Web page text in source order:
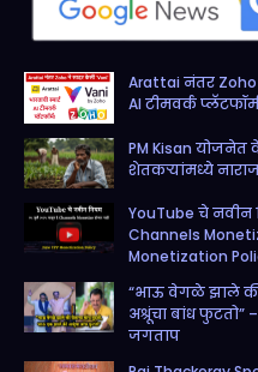
b
o
k
a
a
m
t
r
u
e
Arattai नंतर Zoho
AI टीमवर्क
PM Kisan योजनेत
शेतकऱ्यांमध्ये
YouTube चे
Channels
Monetization
“भाऊ वेगळे झाले
अश्रूंचा बांध
जगताप